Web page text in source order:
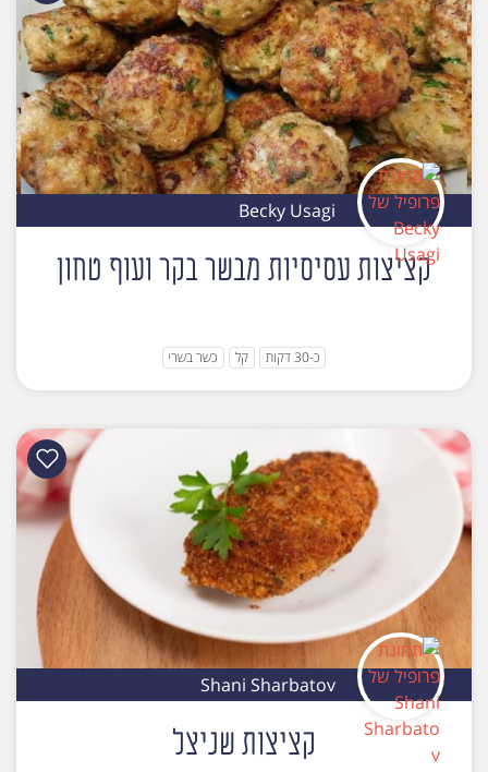
Becky Usagi
קציצות עסיסיות מבשר בקר ועוף טחון
כ-30 דקות קל כשר בשרי
Shani Sharbatov
קציצות שניצל